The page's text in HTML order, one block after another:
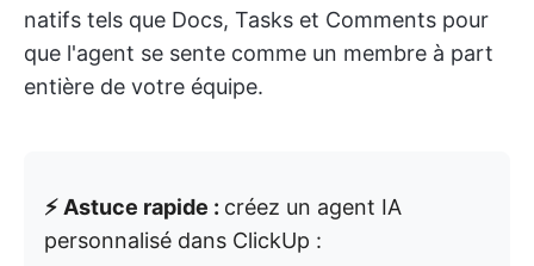
natifs tels que Docs, Tasks et Comments pour
que l'agent se sente comme un membre à part
entière de votre équipe.
⚡ Astuce rapide : créez un agent IA
personnalisé dans ClickUp :